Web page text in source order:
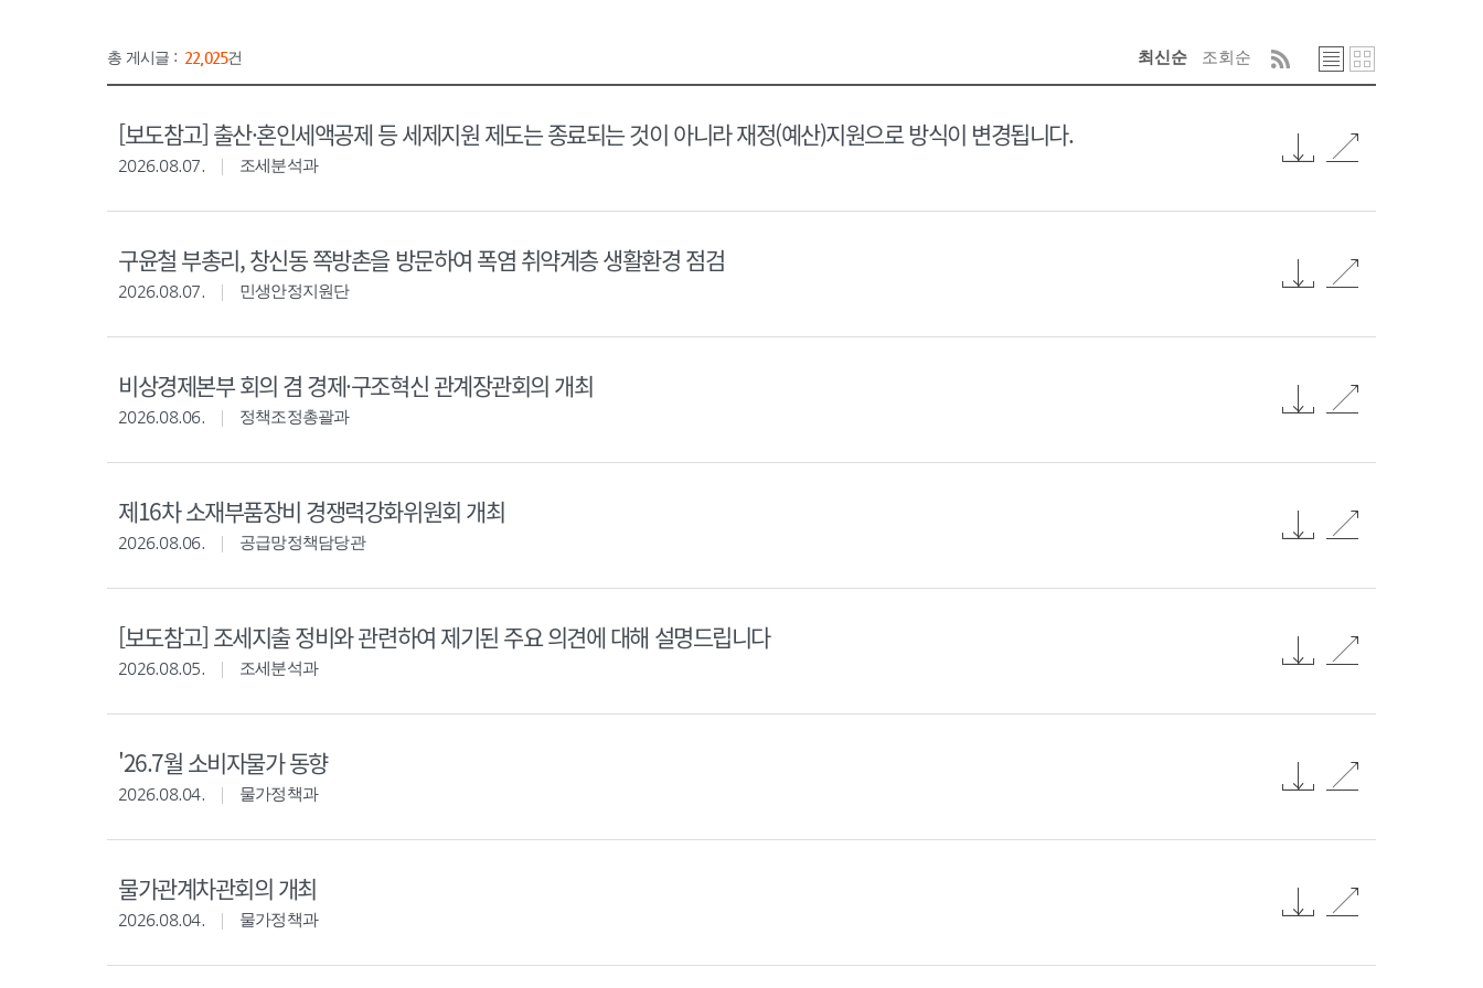
총 게시글 : 22,025건 최신순 조회순
[보도참고] 출산·혼인세액공제 등 세제지원 제도는 종료되는 것이 아니라 재정(예산)지원으로 방식이 변경됩니다.
2026.08.07. 조세분석과
구윤철 부총리, 창신동 쪽방촌을 방문하여 폭염 취약계층 생활환경 점검
2026.08.07. 민생안정지원단
비상경제본부 회의 겸 경제·구조혁신 관계장관회의 개최
2026.08.06. 정책조정총괄과
제16차 소재부품장비 경쟁력강화위원회 개최
2026.08.06. 공급망정책담당관
[보도참고] 조세지출 정비와 관련하여 제기된 주요 의견에 대해 설명드립니다
2026.08.05. 조세분석과
'26.7월 소비자물가 동향
2026.08.04. 물가정책과
물가관계차관회의 개최
2026.08.04. 물가정책과